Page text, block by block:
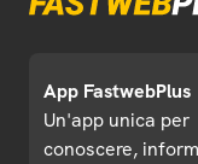
App FastwebPlus
Un'app unica per
conoscere,